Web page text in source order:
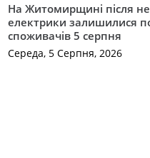
На Житомирщині після
електрики залишилися
споживачів 5 серпня
Середа, 5 Серпня, 2026